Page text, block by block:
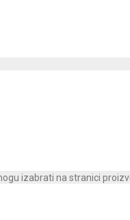
izabrati na stranici